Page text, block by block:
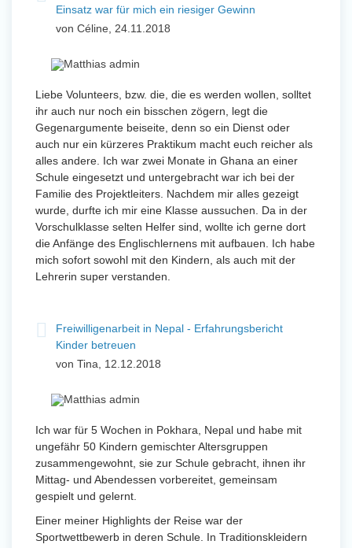
Einsatz war für mich ein riesiger Gewinn
von Céline, 24.11.2018
Liebe Volunteers, bzw. die, die es werden wollen, solltet
ihr auch nur noch ein bisschen zögern, legt die
Gegenargumente beiseite, denn so ein Dienst oder
auch nur ein kürzeres Praktikum macht euch reicher als
alles andere. Ich war zwei Monate in Ghana an einer
Schule eingesetzt und untergebracht war ich bei der
Familie des Projektleiters. Nachdem mir alles gezeigt
wurde, durfte ich mir eine Klasse aussuchen. Da in der
Vorschulklasse selten Helfer sind, wollte ich gerne dort
die Anfänge des Englischlernens mit aufbauen. Ich habe
mich sofort sowohl mit den Kindern, als auch mit der
Lehrerin super verstanden.
Freiwilligenarbeit in Nepal - Erfahrungsbericht
Kinder betreuen
von Tina, 12.12.2018
Ich war für 5 Wochen in Pokhara, Nepal und habe mit
ungefähr 50 Kindern gemischter Altersgruppen
zusammengewohnt, sie zur Schule gebracht, ihnen ihr
Mittag- und Abendessen vorbereitet, gemeinsam
gespielt und gelernt.
Einer meiner Highlights der Reise war der
Sportwettbewerb in deren Schule. In Traditionskleidern